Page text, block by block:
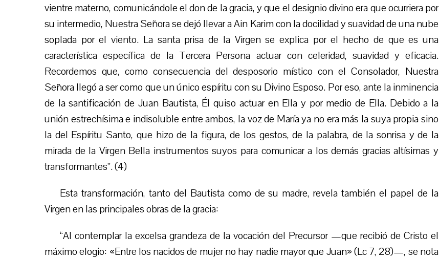
vientre materno, comunicándole el don de la gracia, y que el designio divino era que ocurriera por
su intermedio, Nuestra Señora se dejó llevar a Ain Karim con la docilidad y suavidad de una nube
soplada por el viento. La santa prisa de la Virgen se explica por el hecho de que es una
característica específica de la Tercera Persona actuar con celeridad, suavidad y eficacia.
Recordemos que, como consecuencia del desposorio místico con el Consolador, Nuestra
Señora llegó a ser como que un único espíritu con su Divino Esposo. Por eso, ante la inminencia
de la santificación de Juan Bautista, Él quiso actuar en Ella y por medio de Ella. Debido a la
unión estrechísima e indisoluble entre ambos, la voz de María ya no era más la suya propia sino
la del Espíritu Santo, que hizo de la figura, de los gestos, de la palabra, de la sonrisa y de la
mirada de la Virgen Bella instrumentos suyos para comunicar a los demás gracias altísimas y
transformantes”. (4)
Esta transformación, tanto del Bautista como de su madre, revela también el papel de la
Virgen en las principales obras de la gracia:
“Al contemplar la excelsa grandeza de la vocación del Precursor —que recibió de Cristo el
máximo elogio: «Entre los nacidos de mujer no hay nadie mayor que Juan» (Lc 7, 28)—, se nota